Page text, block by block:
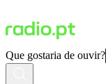
Que gostaria de ouvir?